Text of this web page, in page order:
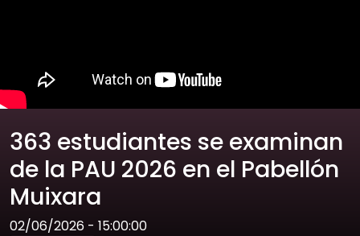
363 estudiantes se examinan
de la PAU 2026 en el Pabellón
Muixara
02/06/2026 - 15:00:00